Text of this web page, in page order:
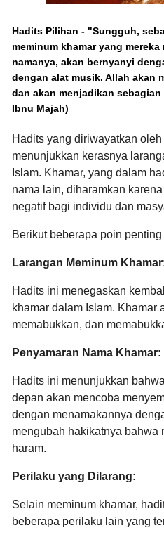
Hadits Pilihan - "Sungguh,
meminum khamar yang
namanya, akan bernyanyi
dengan alat musik. Allah akan
dan akan menjadikan
Ibnu Majah)
Hadits yang diriwayatkan
menunjukkan kerasnya
Islam. Khamar, yang dalam
nama lain, diharamkan
negatif bagi individu dan
Berikut beberapa poin
Larangan Meminum
Hadits ini menegaskan
khamar dalam Islam. Khamar
memabukkan, dan
Penyamaran Nama Khamar:
Hadits ini menunjukkan
depan akan mencoba
dengan menamakannya
mengubah hakikatnya bahwa
haram.
Perilaku yang Dilarang:
Selain meminum khamar,
beberapa perilaku lain yang